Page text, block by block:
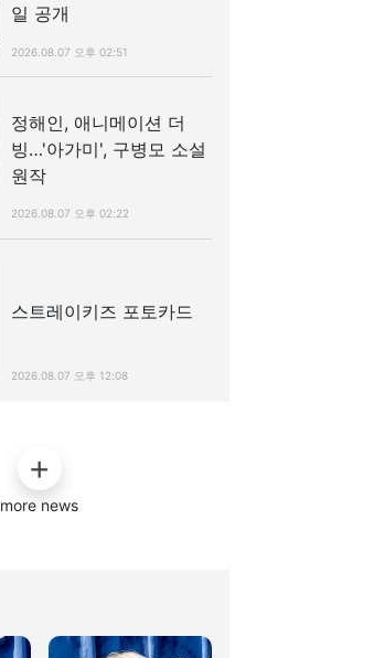
일 공개
2026.08.07 오후 02:51
정해인, 애니메이션 더
빙…'아가미', 구병모 소설
원작
2026.08.07 오후 02:22
스트레이키즈 포토카드
2026.08.07 오후 12:08
more news